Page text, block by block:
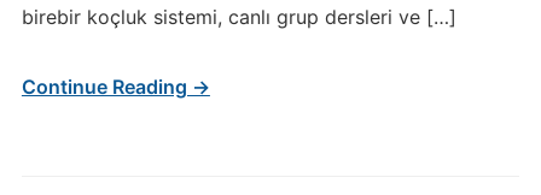
birebir koçluk sistemi, canlı grup dersleri ve […]
Continue Reading →